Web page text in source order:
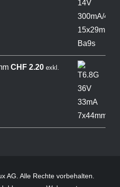
CHF2.20 exkl.
AG. Alle Rechte vorbehalten.